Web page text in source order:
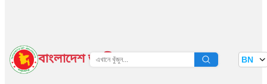
বাংলাদেশ জাতীয় তথ্য বাতায়ন BN